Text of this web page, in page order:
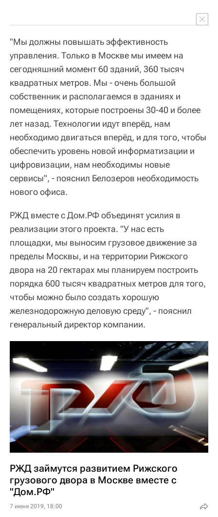
"Мы должны повышать эффективность
управления. Только в Москве мы имеем на
сегодняшний момент 60 зданий, 360 тысяч
квадратных метров. Мы - очень большой
собственник и располагаемся в зданиях и
помещениях, которые построены 30-40 и более
лет назад. Технологии идут вперёд, нам
необходимо двигаться вперёд, и для того, чтобы
обеспечить уровень новой информатизации и
цифровизации, нам необходимы новые
сервисы", - пояснил Белозеров необходимость
нового офиса.
РЖД вместе с Дом.РФ объединят усилия в
реализации этого проекта. "У нас есть
площадки, мы выносим грузовое движение за
пределы Москвы, и на территории Рижского
двора на 20 гектарах мы планируем построить
порядка 600 тысяч квадратных метров для того,
чтобы можно было создать хорошую
железнодорожную деловую среду", - пояснил
генеральный директор компании.
РЖД займутся развитием Рижского
грузового двора в Москве вместе с
"Дом.РФ"
7 июня 2019, 18:00